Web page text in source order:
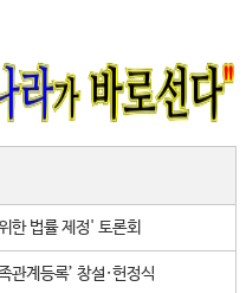
한 법률 제정' 토론회
관계등록’ 창설·헌정식